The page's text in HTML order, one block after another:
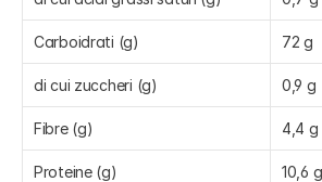
Carboidrati (g) 72 g
di cui zuccheri (g) 0,9 g
Fibre (g) 4,4 g
Proteine (g) 10,6 g